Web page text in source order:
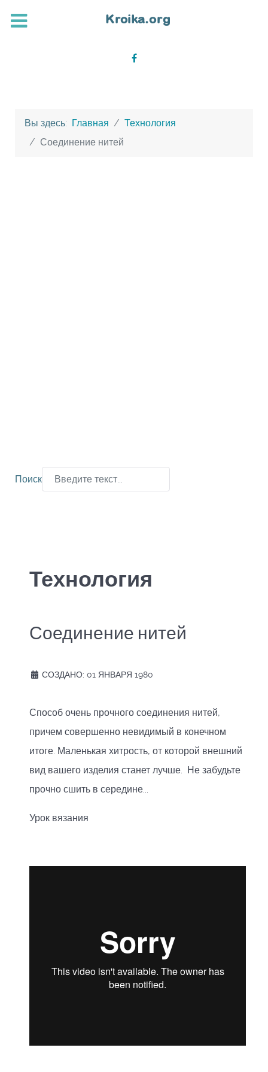
Вы здесь: Главная
Технология
Соединение нитей
Поиск
Технология
Соединение нитей
СОЗДАНО: 01 ЯНВАРЯ 1980
Способ очень прочного соединения нитей,
причем совершенно невидимый в конечном
итоге. Маленькая хитрость, от которой внешний
вид вашего изделия станет лучше. Не забудьте
прочно сшить в середине...
Урок вязания